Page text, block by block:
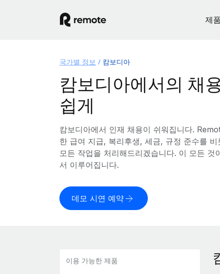
제품
국가별 정보 캄보디아
캄보디아에서의 채
쉽게
캄보디아에서 인재 채용이 쉬워집니다.
한 급여 지급, 복리후생, 세금, 규정 준수를
모든 작업을 처리해드리겠습니다. 이 모든 것
서 이루어집니다.
데모 시연 예약
이용 가능한 제품